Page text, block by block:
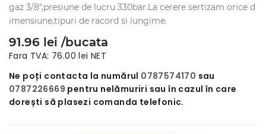
gaz 3/8",presiune de lucru 330bar.La cerere sertizam orice d
imensiune,tipuri de racord si lungime.
91.96 lei /bucata
Fara TVA: 76.00 lei NET
Ne poți contacta la numărul 0787574170 sau
0787226669 pentru nelămuriri sau în cazul în care
dorești să plasezi comanda telefonic.